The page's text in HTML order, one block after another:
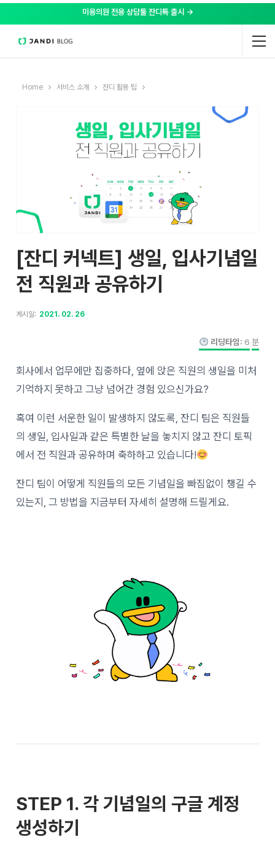
미용의원 전용 상담툴 잔디톡 출시 →
Home 서비스 소개 잔디 활용 팁
[잔디 커넥트] 생일, 입사기념일
전 직원과 공유하기
게시일: 2021. 02. 26
리딩타임: 6 분
회사에서 업무에만 집중하다, 옆에 앉은 직원의 생일을 미처
기억하지 못하고 그냥 넘어간 경험 있으신가요?
혹여 이런 서운한 일이 발생하지 않도록, 잔디 팀은 직원들
의 생일, 입사일과 같은 특별한 날을 놓치지 않고 잔디 토픽
에서 전 직원과 공유하며 축하하고 있습니다!
잔디 팀이 어떻게 직원들의 모든 기념일을 빠짐없이 챙길 수
있는지, 그 방법을 지금부터 자세히 설명해 드릴게요.
STEP 1. 각 기념일의 구글 계정
생성하기